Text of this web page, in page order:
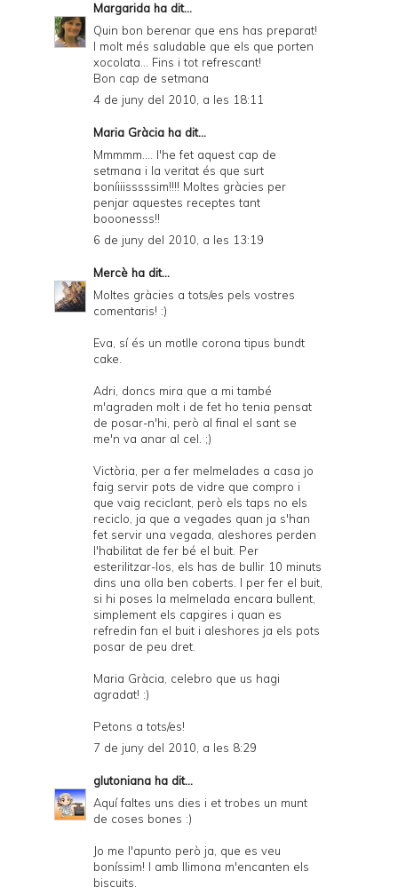
Margarida ha dit...
Quin bon berenar que ens has preparat!
I molt més saludable que els que porten
xocolata... Fins i tot refrescant!
Bon cap de setmana
4 de juny del 2010, a les 18:11
Maria Gràcia ha dit...
Mmmmm.... l'he fet aquest cap de
setmana i la veritat és que surt
boníiiisssssim!!!! Moltes gràcies per
penjar aquestes receptes tant
booonesss!!
6 de juny del 2010, a les 13:19
Mercè ha dit...
Moltes gràcies a tots/es pels vostres
comentaris! :)
Eva, sí és un motlle corona tipus bundt
cake.
Adri, doncs mira que a mi també
m'agraden molt i de fet ho tenia pensat
de posar-n'hi, però al final el sant se
me'n va anar al cel. ;)
Victòria, per a fer melmelades a casa jo
faig servir pots de vidre que compro i
que vaig reciclant, però els taps no els
reciclo, ja que a vegades quan ja s'han
fet servir una vegada, aleshores perden
l'habilitat de fer bé el buit. Per
esterilitzar-los, els has de bullir 10 minuts
dins una olla ben coberts. I per fer el buit,
si hi poses la melmelada encara bullent,
simplement els capgires i quan es
refredin fan el buit i aleshores ja els pots
posar de peu dret.
Maria Gràcia, celebro que us hagi
agradat! :)
Petons a tots/es!
7 de juny del 2010, a les 8:29
glutoniana ha dit...
Aquí faltes uns dies i et trobes un munt
de coses bones :)
Jo me l'apunto però ja, que es veu
boníssim! I amb llimona m'encanten els
biscuits.